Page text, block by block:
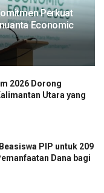
Perkuat
Economic
2026 Dorong
Utara yang
PIP untuk 209
Dana bagi